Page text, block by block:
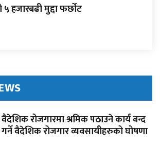
हजारबढी मुद्दा फर्छोट
वैदेशिक रोजगारमा श्रमिक पठाउने कार्य बन्द
गर्ने वैदेशिक रोजगार व्यवसायीहरुको घोषणा